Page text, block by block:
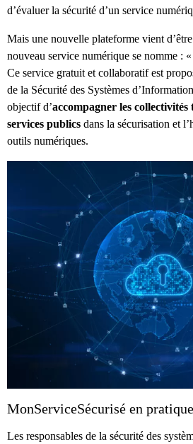
d’évaluer la sécurité d’un service
Mais une nouvelle plateforme vient
nouveau service numérique se nomme : «
Ce service gratuit et collaboratif est
de la Sécurité des Systèmes
objectif d’accompagner les
services publics dans la sécurisation et
outils numériques.
MonServiceSécurisé en pratique
Les responsables de la sécurité des